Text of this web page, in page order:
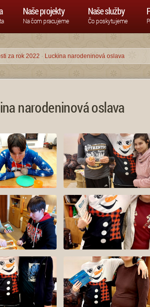
Naše projekty
Na čom pracujeme
Naše služby
Čo poskytujeme
za rok 2022 · Luckina narodeninová oslava
narodeninová oslava